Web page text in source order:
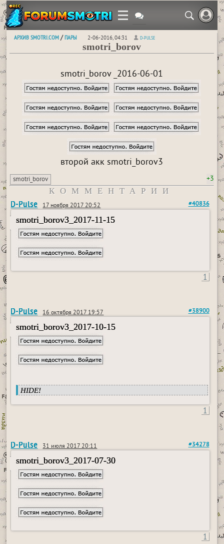
АРХИВ SMOTRI.COM /ПАРЫ 2-06-2016, 04:31 D-PULSE
smotri_borov
smotri_borov _2016-06-01
второй акк smotri_borov3
smotri_borov +3
КОММЕНТАРИИ
D-Pulse 17 ноября 2017 20:52 #40836
smotri_borov3_2017-11-15
1
D-Pulse 16 октября 2017 19:57 #38900
smotri_borov3_2017-10-15
HIDE!
1
D-Pulse 31 июля 2017 20:11 #34278
smotri_borov3_2017-07-30
1